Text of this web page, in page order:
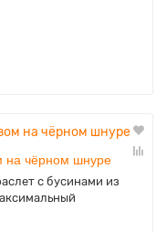
на чёрном шнуре
с бусинами из